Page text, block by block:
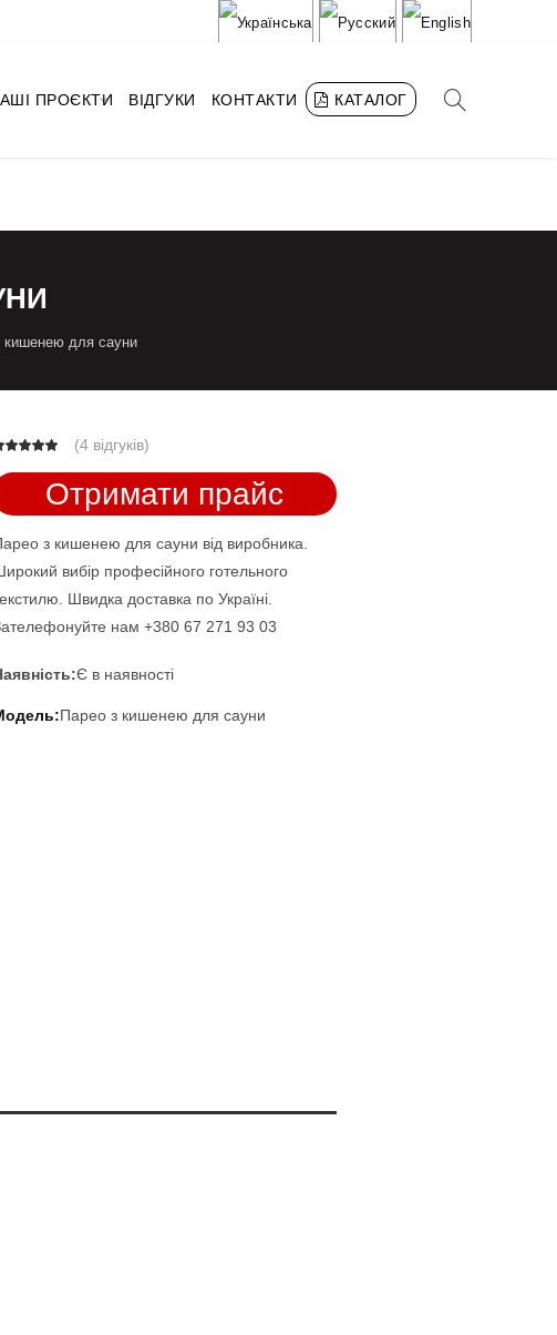
ПРОЄКТИ ВІДГУКИ КОНТАКТИ КАТАЛОГ
кишенею для сауни
(4 відгуків)
Отримати прайс
з кишенею для сауни від виробника.
вибір професійного готельного
Швидка доставка по Україні.
нам +380 67 271 93 03
Є в наявності
Парео з кишенею для сауни